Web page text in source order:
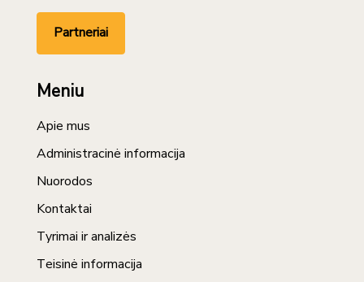
Partneriai
Meniu
Apie mus
Administracinė informacija
Nuorodos
Kontaktai
Tyrimai ir analizės
Teisinė informacija